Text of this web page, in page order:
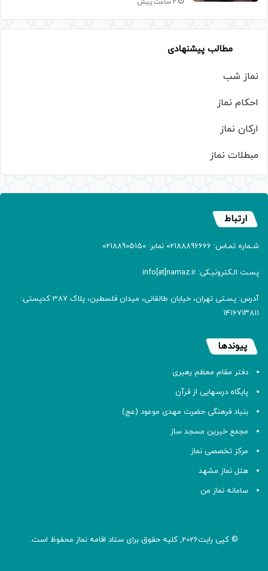
مطالب پیشنهادی
نماز شب
احکام نماز
ارکان نماز
مبطلات نماز
ارتباط
شـماره تمـاس: 02188896666 نمابر: 02188905150
پسـت الـکترونیـکی: info[at]namaz.ir
آدرس: پسـتی تهران، خیابان طالقانی، میدان فلسطین، پلاک 387 کدپستی:
۱۴۱۶۷۱۳۸۱۱
پیوندها
دفتر مقام معظم رهبری
پایگاه درسهایی از قرآن
بنیاد فرهنگی حضرت مهدی موعود (عج)
مجمع خیرین مسجد ساز
مرکز تخصصی نماز
هتل نماز مشهد
سامانه نماز من
© کپی رایت2026, کلیه حقوق برای ستاد اقامه نماز محفوظ است.